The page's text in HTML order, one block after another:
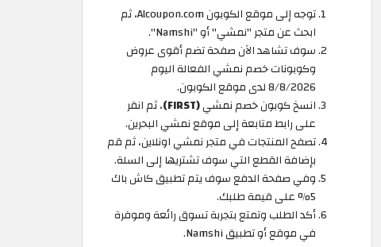
توجه إلى موقع الكوبون Alcoupon.com، ثم
ابحث عن متجر "نمشي" أو "Namshi".
سوف تشاهد الآن صفحة تضم أقوى عروض
وكوبونات خصم نمشي الفعالة اليوم
8/8/2026 لدى موقع الكوبون.
انسخ كوبون خصم نمشي(FIRST)
، ثم انقر
على رابط متابعة إلى موقع نمشي البحرين.
تصفح المنتجات في متجر نمشي اونلاين، ثم قم
بإضافة القطع التي سوف تشتريها إلى السلة.
وفي صفحة الدفع سوف يتم تطبيق كاش باك
5% على قيمة طلبك.
أكد الطلب وتمتع بتجربة تسوق رائعة وموفرة
في موقع أو تطبيق Namshi.